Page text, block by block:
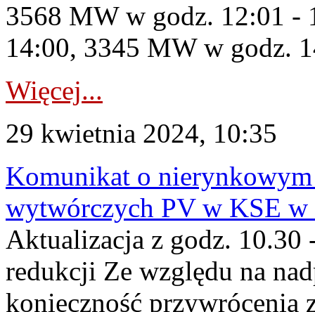
3568 MW w godz. 12:01 -
14:00, 3345 MW w godz.
Więcej...
29 kwietnia 2024, 10:35
Komunikat o
wytwórczych PV w KSE
Aktualizacja z godz.
redukcji Ze względu na
konieczność przywrócenia